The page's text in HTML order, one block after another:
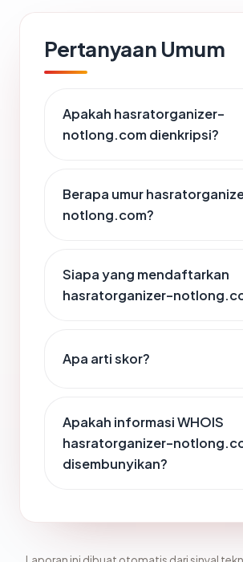
Pertanyaan Umum
Apakah hasratorganizer-
notlong.com dienkripsi?
Berapa umur
notlong.com?
Siapa yang mendaftarkan
hasratorganizer-
Apa arti skor?
Apakah informasi WHOIS
hasratorganizer-
disembunyikan?